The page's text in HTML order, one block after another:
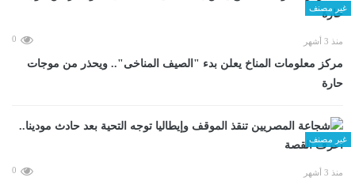
غير مصنف
منذ 3 أشهر 0
مركز معلومات المناخ يعلن بدء "الصيف المناخى".. ويحذر من موجات
حارة
غير مصنف
منذ 3 أشهر 0